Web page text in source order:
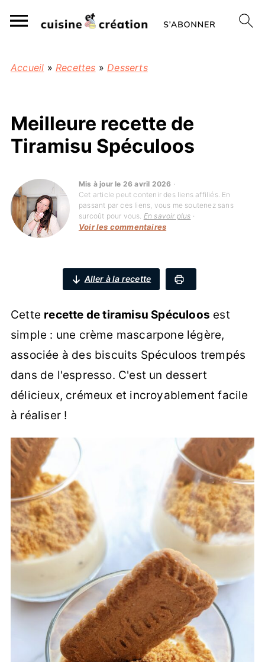
Accueil » Recettes »Desserts
Meilleure recette de
Tiramisu Spéculoos
Mis à jour le 26 avril 2026 ·
Cet article peut contenir des liens affiliés. En
passant par ces liens, vous me soutenez sans
surcoût pour vous. En savoir plus ·
Voir les commentaires
Aller à la recette
Cette recette de tiramisu Spéculoos est
simple : une crème mascarpone légère,
associée à des biscuits Spéculoos trempés
dans de l'espresso. C'est un dessert
délicieux, crémeux et incroyablement facile
à réaliser !